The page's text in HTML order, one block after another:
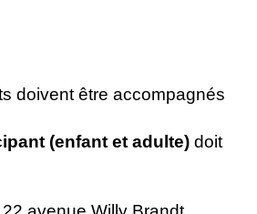
doivent être accompagnés
(enfant et adulte) doit